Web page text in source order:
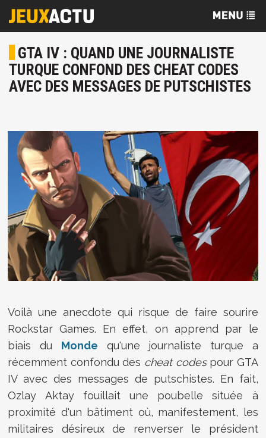
GTA IV : QUAND UNE JOURNALISTE
TURQUE CONFOND DES CHEAT CODES
AVEC DES MESSAGES DE PUTSCHISTES
Voilà une anecdote qui risque de faire sourire
Rockstar Games. En effet, on apprend par le
biais du Monde qu'une journaliste turque a
récemment confondu des cheat codespour GTA
IV avec des messages de putschistes. En fait,
Ozlay Aktay fouillait une poubelle située à
proximité d'un bâtiment où, manifestement, les
militaires désireux de renverser le président